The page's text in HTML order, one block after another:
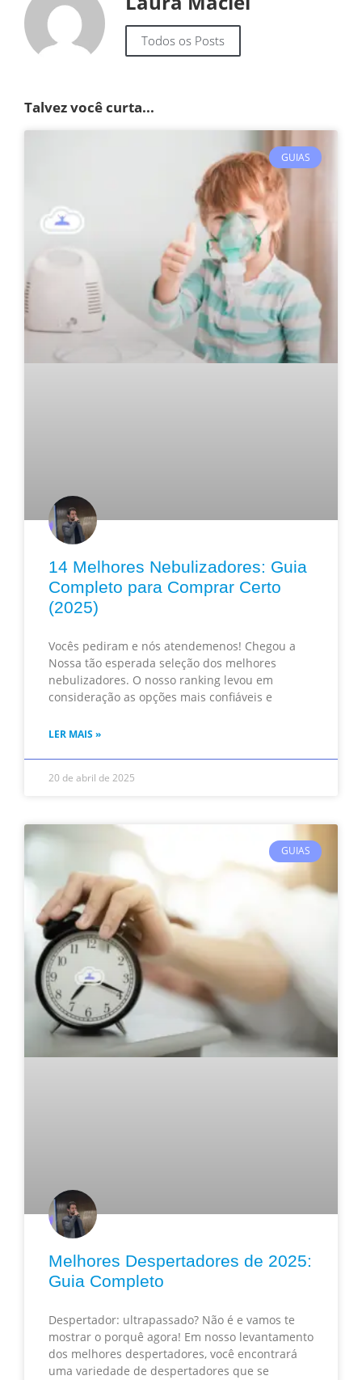
Todos os Posts
Talvez você curta...
GUIAS
14 Melhores Nebulizadores: Guia
Completo para Comprar Certo
(2025)
Vocês pediram e nós atendemenos! Chegou a
Nossa tão esperada seleção dos melhores
nebulizadores. O nosso ranking levou em
consideração as opções mais confiáveis e
LER MAIS »
20 de abril de 2025
GUIAS
Melhores Despertadores de 2025:
Guia Completo
Despertador: ultrapassado? Não é e vamos te
mostrar o porquê agora! Em nosso levantamento
dos melhores despertadores, você encontrará
uma variedade de despertadores que se